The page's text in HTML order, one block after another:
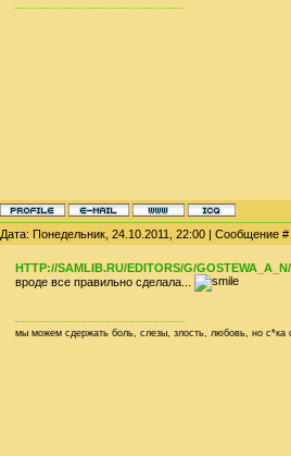
Дата: Понедельник, 24.10.2011, 22:00 | Сообщение #
HTTP://SAMLIB.RU/EDITORS/G/GOSTEWA_A_N/
вроде все правильно сделала...
мы можем сдержать боль, слезы, злость, любовь, но